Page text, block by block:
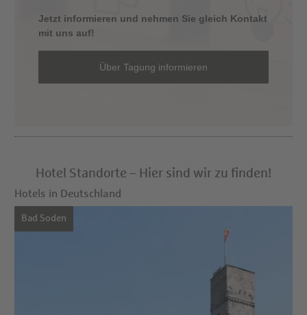
Jetzt informieren und nehmen Sie gleich Kontakt
mit uns auf!
Über Tagung informieren
Hotel Standorte – Hier sind wir zu finden!
Hotels in Deutschland
Bad Soden